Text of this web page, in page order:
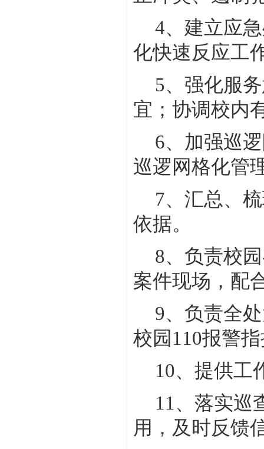
4、建立应
化快速反应工
5、强化服
宜；协调校内
6、加强巡
巡逻网格化管
7、汇总、
依据。
8、负责校
案件现场，配
9、 负责全
校园 110报警
10、提供工
11 、落实巡
用，及时反馈